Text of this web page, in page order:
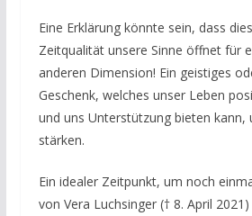
Eine Erklärung könnte sein, dass
Zeitqualität unsere Sinne öffnet für
anderen Dimension! Ein geistiges
Geschenk, welches unser Leben
und uns Unterstützung bieten kann,
stärken.
Ein idealer Zeitpunkt, um noch
von Vera Luchsinger († 8. April